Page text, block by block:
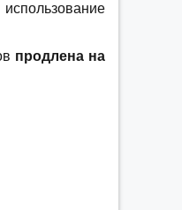
продлена на